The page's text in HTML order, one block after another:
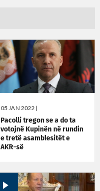
05 JAN 2022 |
Pacolli tregon se a do ta
votojnë Kupinën në rundin
e tretë asamblesitët e
AKR-së